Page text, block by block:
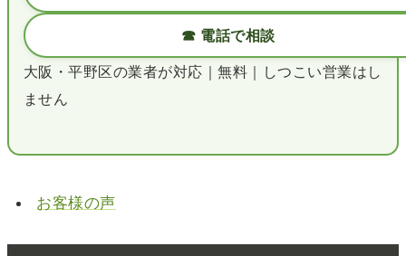
☎ 電話で相談
大阪・平野区の業者が対応｜無料｜しつこい営業はし
ません
お客様の声